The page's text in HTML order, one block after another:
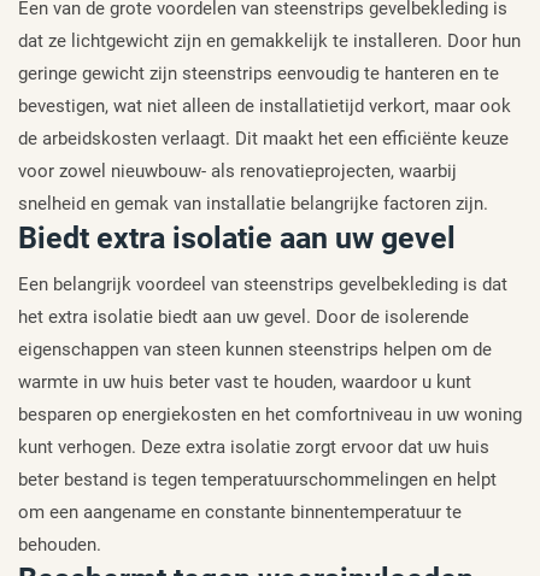
Een van de grote voordelen van steenstrips gevelbekleding is
dat ze lichtgewicht zijn en gemakkelijk te installeren. Door hun
geringe gewicht zijn steenstrips eenvoudig te hanteren en te
bevestigen, wat niet alleen de installatietijd verkort, maar ook
de arbeidskosten verlaagt. Dit maakt het een efficiënte keuze
voor zowel nieuwbouw- als renovatieprojecten, waarbij
snelheid en gemak van installatie belangrijke factoren zijn.
Biedt extra isolatie aan uw gevel
Een belangrijk voordeel van steenstrips gevelbekleding is dat
het extra isolatie biedt aan uw gevel. Door de isolerende
eigenschappen van steen kunnen steenstrips helpen om de
warmte in uw huis beter vast te houden, waardoor u kunt
besparen op energiekosten en het comfortniveau in uw woning
kunt verhogen. Deze extra isolatie zorgt ervoor dat uw huis
beter bestand is tegen temperatuurschommelingen en helpt
om een aangename en constante binnentemperatuur te
behouden.